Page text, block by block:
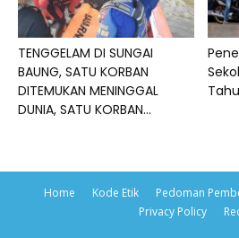
TENGGELAM DI SUNGAI
BAUNG, SATU KORBAN
DITEMUKAN MENINGGAL
DUNIA, SATU KORBAN...
Home Kode Etik Pedoman
Privacy Policy